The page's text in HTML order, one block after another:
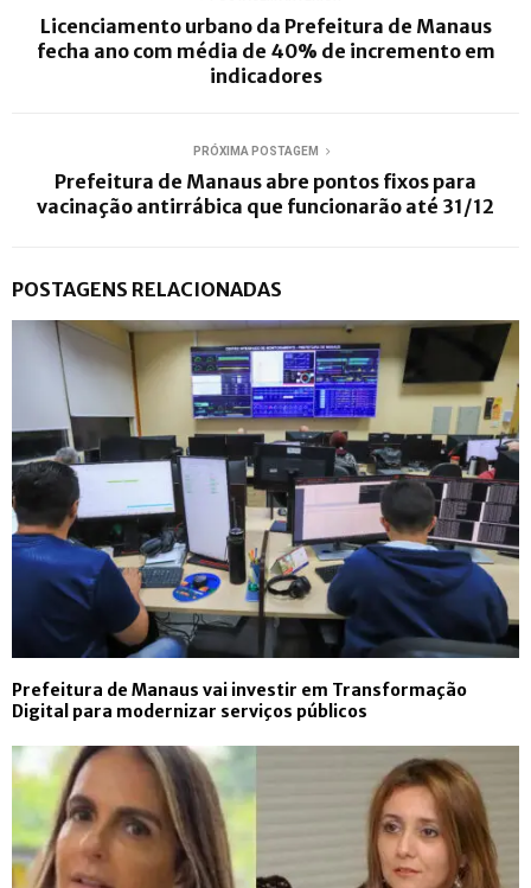
Licenciamento urbano da Prefeitura de Manaus
fecha ano com média de 40% de incremento em
indicadores
PRÓXIMA POSTAGEM
Prefeitura de Manaus abre pontos fixos para
vacinação antirrábica que funcionarão até 31/12
POSTAGENS RELACIONADAS
Prefeitura de Manaus vai investir em Transformação
Digital para modernizar serviços públicos